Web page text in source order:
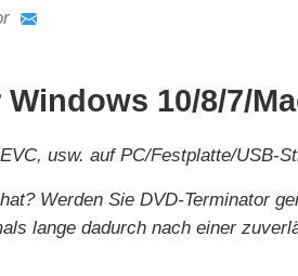
10/8/7/
usw. auf PC/Festplatte/USB-
Werden Sie DVD-Terminator
lange dadurch nach einer